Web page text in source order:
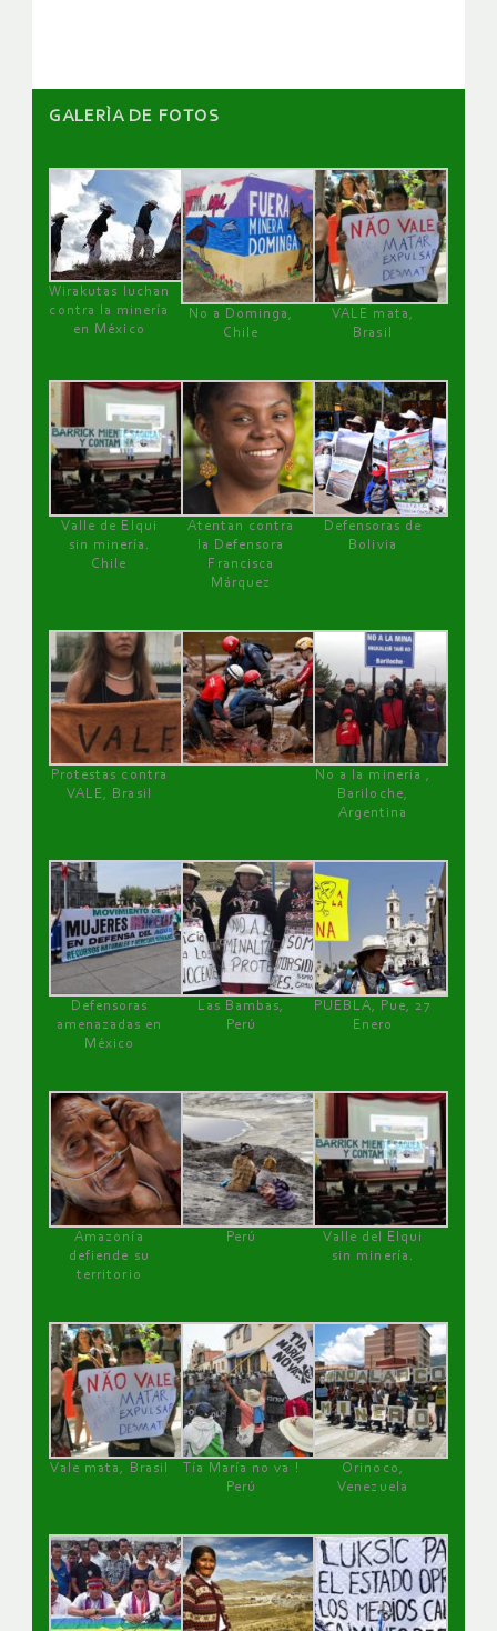
GALERÌA DE FOTOS
Wirakutas luchan
contra la minería
en México
No a Dominga,
Chile
VALE mata,
Brasil
Valle de Elqui
sin minería.
Chile
Atentan contra
la Defensora
Francisca
Márquez
Defensoras de
Bolivia
Protestas contra
VALE, Brasil
No a la minería ,
Bariloche,
Argentina
Defensoras
amenazadas en
México
Las Bambas,
Perú
PUEBLA, Pue, 27
Enero
Amazonía
defiende su
territorio
Perú
Valle del Elqui
sin minería.
Vale mata, Brasil
Tía María no va !
Perú
Orinoco,
Venezuela